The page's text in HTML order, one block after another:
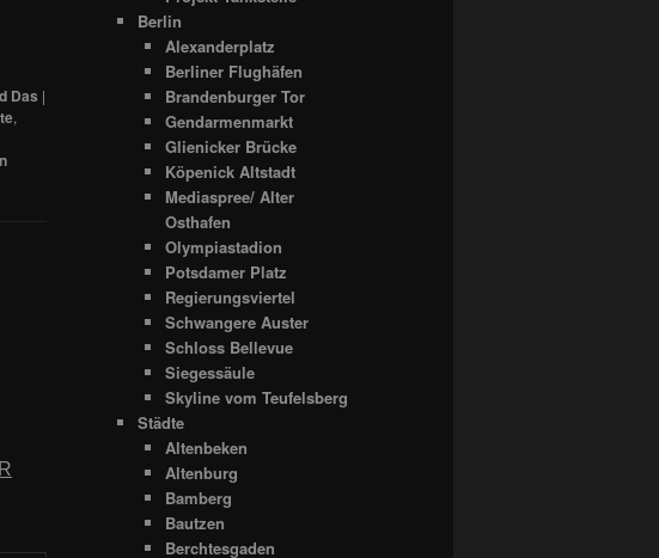
Das |
,
Berlin
Alexanderplatz
Berliner Flughäfen
Brandenburger Tor
Gendarmenmarkt
Glienicker Brücke
Köpenick Altstadt
Mediaspree/ Alter
Osthafen
Olympiastadion
Potsdamer Platz
Regierungsviertel
Schwangere Auster
Schloss Bellevue
Siegessäule
Skyline vom Teufelsberg
Städte
Altenbeken
Altenburg
Bamberg
Bautzen
Berchtesgaden